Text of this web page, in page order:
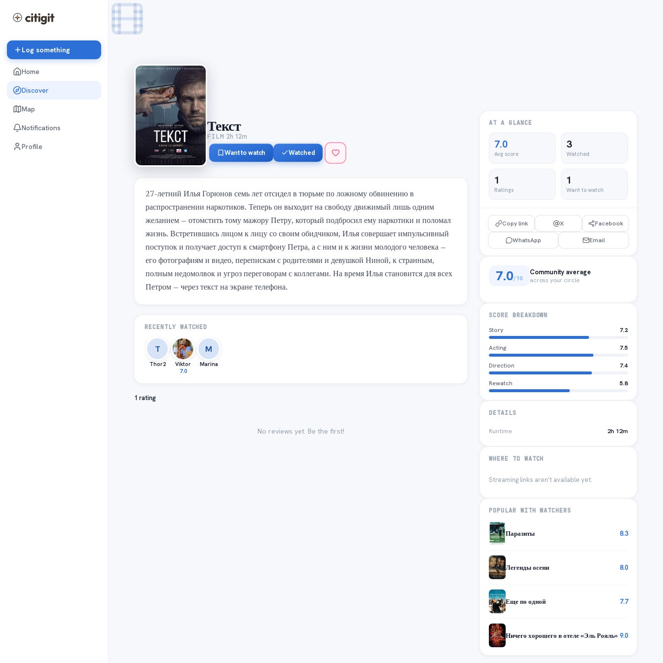
Log something
Home
Discover
Map
Notifications
Profile
Текст
FILM·2h 12m
Want to watch
Watched
27-летний Илья Горюнов семь лет отсидел в тюрьме по ложному обвинению в
распространении наркотиков. Теперь он выходит на свободу движимый лишь одним
желанием — отомстить тому мажору Петру, который подбросил ему наркотики и поломал
жизнь. Встретившись лицом к лицу со своим обидчиком, Илья совершает импульсивный
поступок и получает доступ к смартфону Петра, а с ним и к жизни молодого человека —
его фотографиям и видео, перепискам с родителями и девушкой Ниной, к странным,
полным недомолвок и угроз переговорам с коллегами. На время Илья становится для всех
Петром — через текст на экране телефона.
RECENTLY WATCHED
T
Thor2
Viktor
7.0
M
Marina
1 rating
No reviews yet. Be the first!
AT A GLANCE
7.0
Avg score
3
Watched
1
Ratings
1
Want to watch
Copy link X Facebook
WhatsApp Email
7.0/10
Community average
across your circle
SCORE BREAKDOWN
Story
7.2
Acting 7.5
Direction 7.4
Rewatch 5.8
DETAILS
Runtime 2h 12m
WHERE TO WATCH
Streaming links aren't available yet.
POPULAR WITH WATCHERS
Паразиты 8.3
Легенды осени 8.0
Еще по одной 7.7
Ничего хорошего в отеле «Эль Рояль» 9.0